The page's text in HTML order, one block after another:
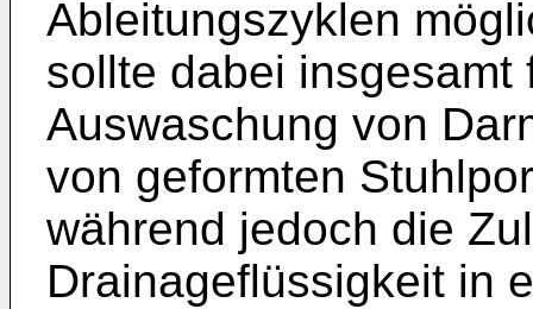
Ableitungszyklen
sollte dabei
Auswaschung von
von geformten
während jedoch die
Drainageflüssigkeit in